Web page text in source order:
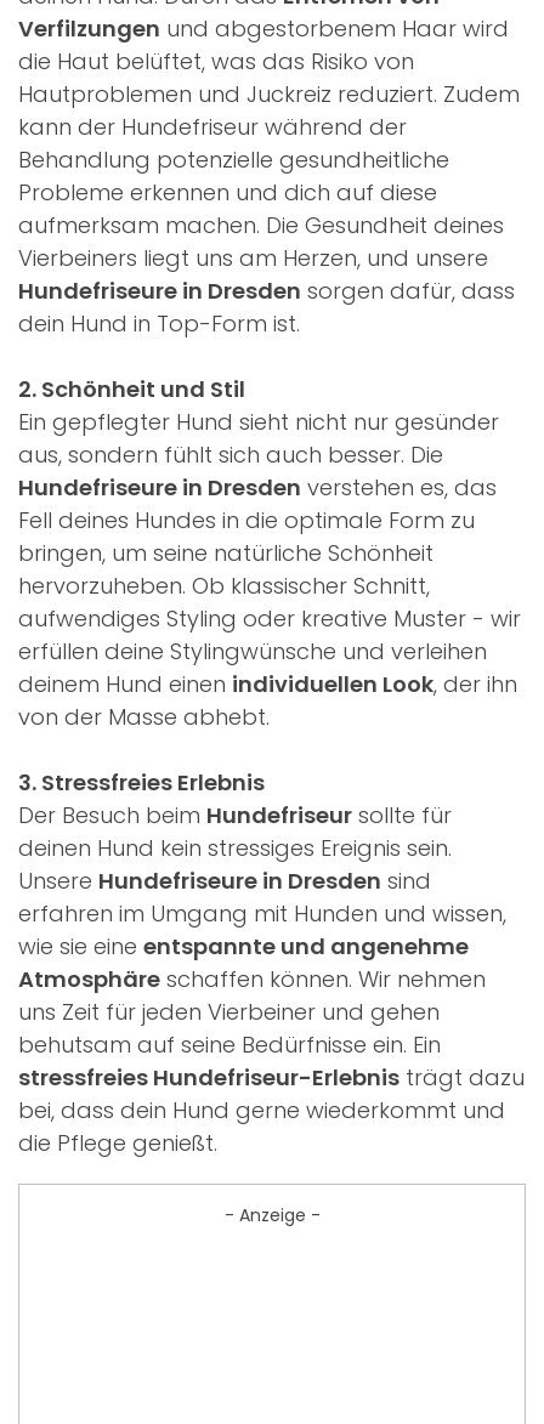
Verfilzungen und abgestorbenem Haar wird
die Haut belüftet, was das Risiko von
Hautproblemen und Juckreiz reduziert. Zudem
kann der Hundefriseur während der
Behandlung potenzielle gesundheitliche
Probleme erkennen und dich auf diese
aufmerksam machen. Die Gesundheit deines
Vierbeiners liegt uns am Herzen, und unsere
Hundefriseure in Dresden sorgen dafür, dass
dein Hund in Top-Form ist.
2. Schönheit und Stil
Ein gepflegter Hund sieht nicht nur gesünder
aus, sondern fühlt sich auch besser. Die
Hundefriseure in Dresden verstehen es, das
Fell deines Hundes in die optimale Form zu
bringen, um seine natürliche Schönheit
hervorzuheben. Ob klassischer Schnitt,
aufwendiges Styling oder kreative Muster - wir
erfüllen deine Stylingwünsche und verleihen
deinem Hund einen individuellen Look, der ihn
von der Masse abhebt.
3. Stressfreies Erlebnis
Der Besuch beim Hundefriseur sollte für
deinen Hund kein stressiges Ereignis sein.
Unsere Hundefriseure in Dresden sind
erfahren im Umgang mit Hunden und wissen,
wie sie eine entspannte und angenehme
Atmosphäre schaffen können. Wir nehmen
uns Zeit für jeden Vierbeiner und gehen
behutsam auf seine Bedürfnisse ein. Ein
stressfreies Hundefriseur-Erlebnis trägt dazu
bei, dass dein Hund gerne wiederkommt und
die Pflege genießt.
- Anzeige -